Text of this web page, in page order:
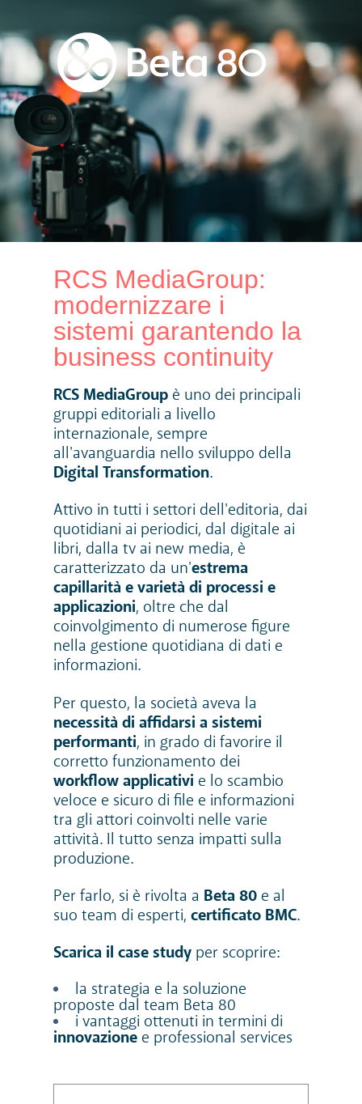
RCS MediaGroup:
modernizzare i
sistemi garantendo la
business continuity
RCS MediaGroupè uno dei principali
gruppi editoriali a livello
internazionale, sempre
all'avanguardia nello sviluppo della
Digital Transformation.
Attivo in tutti i settori dell'editoria, dai
quotidiani ai periodici, dal digitale ai
libri, dalla tv ai new media, è
caratterizzato da un'estrema
capillarità e varietà di processi e
applicazioni, oltre che dal
coinvolgimento di numerose figure
nella gestione quotidiana di dati e
informazioni.
Per questo, la società aveva la
necessità di affidarsi a sistemi
performanti, in grado di favorire il
corretto funzionamento dei
workflow applicativi e lo scambio
veloce e sicuro di file e informazioni
tra gli attori coinvolti nelle varie
attività. Il tutto senza impatti sulla
produzione.
Per farlo, si è rivolta a Beta 80e al
suo team di esperti, certificato BMC.
Scarica il case studyper scoprire:
la strategia e la soluzione
proposte dal team Beta 80
i vantaggi ottenuti in termini di
innovazionee professional services